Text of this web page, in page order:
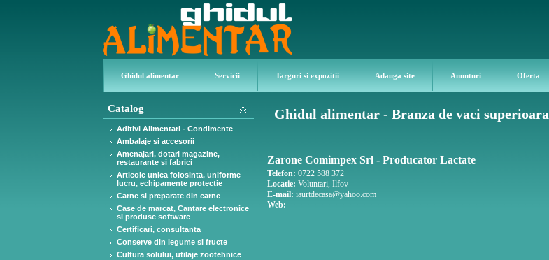
Ghidul alimentar Servicii Targuri si expozitii Adauga site Anunturi Oferta
Catalog
Aditivi Alimentari - Condimente
Ambalaje si accesorii
Amenajari, dotari magazine,
restaurante si fabrici
Articole unica folosinta, uniforme
lucru, echipamente protectie
Carne si preparate din carne
Case de marcat, Cantare electronice
si produse software
Certificari, consultanta
Conserve din legume si fructe
Cultura solului, utilaje zootehnice
Ghidul alimentar - Branza de vaci superioara
Zarone Comimpex Srl - Producator Lactate
Telefon: 0722 588 372
Locatie: Voluntari, Ilfov
E-mail: iaurtdecasa@yahoo.com
Web: